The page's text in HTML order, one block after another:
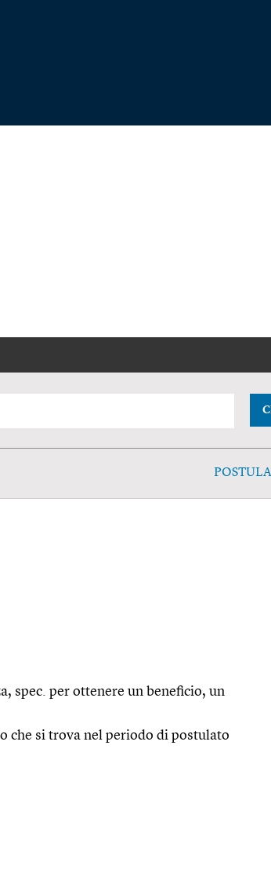
spec. per ottenere un beneficio, un
che si trova nel periodo di postulato